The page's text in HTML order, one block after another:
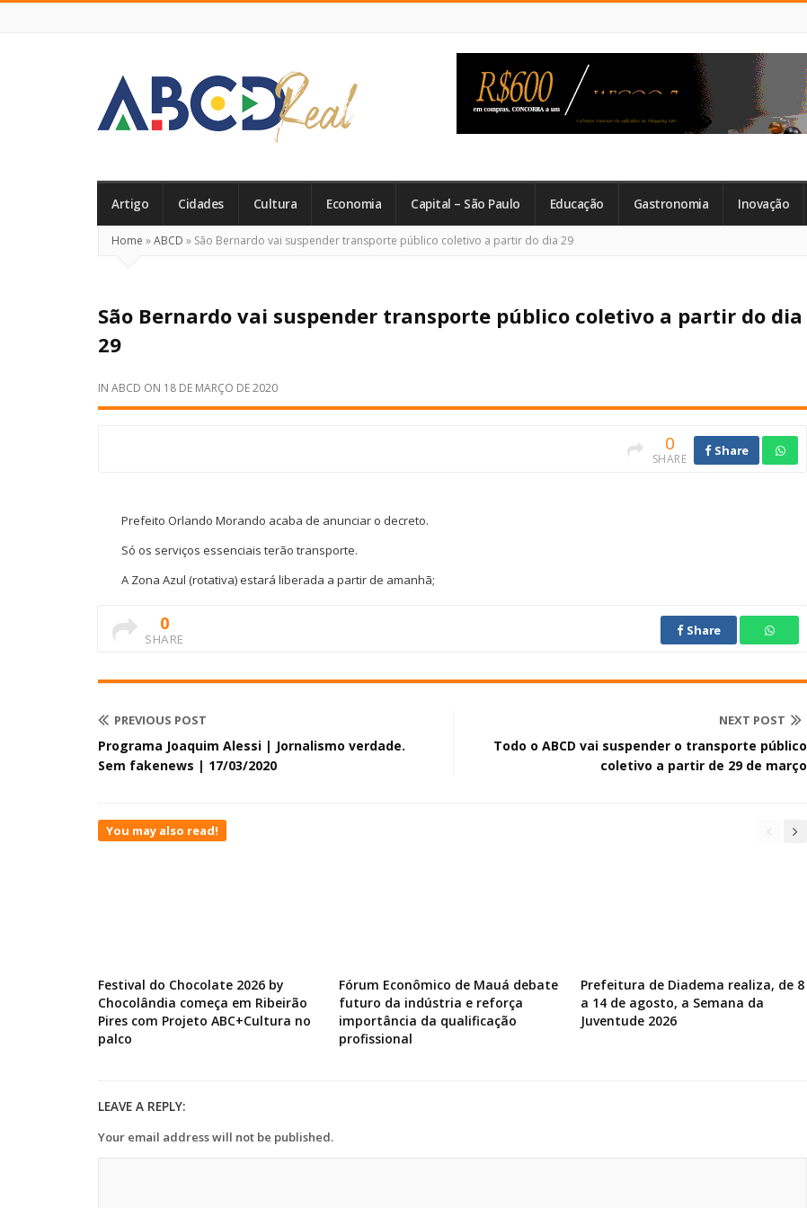
Real
Artigo Cidades Cultura Economia Capital – São Paulo Educação Gastronomia Inovação
Home »ABCD » São Bernardo vai suspender transporte público coletivo a partir do dia 29
São Bernardo vai suspender transporte público coletivo a partir do dia
29
IN ABCD ON 18 DE MARÇO DE 2020
0
SHARE
Share
Prefeito Orlando Morando acaba de anunciar o decreto.
Só os serviços essenciais terão transporte.
A Zona Azul (rotativa) estará liberada a partir de amanhã;
0
SHARE
Share
PREVIOUS POST
Programa Joaquim Alessi | Jornalismo verdade.
Sem fakenews | 17/03/2020
NEXT POST
Todo o ABCD vai suspender o transporte público
coletivo a partir de 29 de março
You may also read!
Festival do Chocolate 2026 by
Chocolândia começa em Ribeirão
Pires com Projeto ABC+Cultura no
palco
Fórum Econômico de Mauá debate
futuro da indústria e reforça
importância da qualificação
profissional
Prefeitura de Diadema realiza, de 8
a 14 de agosto, a Semana da
Juventude 2026
LEAVE A REPLY:
Your email address will not be published.